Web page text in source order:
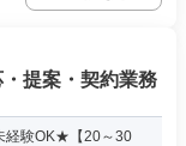
提案・契約業務
経験OK★【20～30